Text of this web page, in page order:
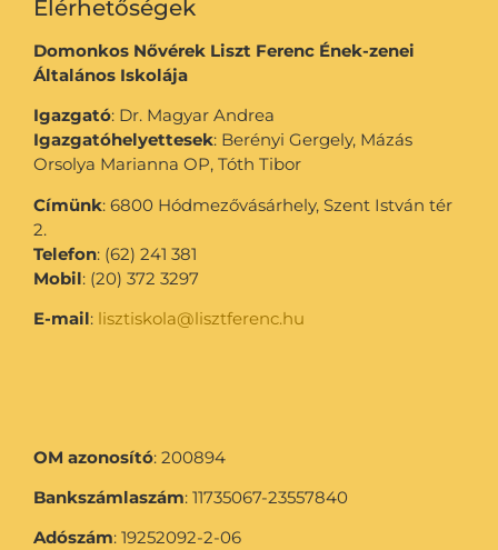
Elérhetőségek
Domonkos Nővérek Liszt Ferenc Ének-zenei
Általános Iskolája
Igazgató: Dr. Magyar Andrea
Igazgatóhelyettesek: Berényi Gergely, Mázás
Orsolya Marianna OP, Tóth Tibor
Címünk: 6800 Hódmezővásárhely, Szent István tér
2.
Telefon: (62) 241 381
Mobil: (20) 372 3297
E-mail: lisztiskola@lisztferenc.hu
OM azonosító: 200894
Bankszámlaszám: 11735067-23557840
Adószám: 19252092-2-06